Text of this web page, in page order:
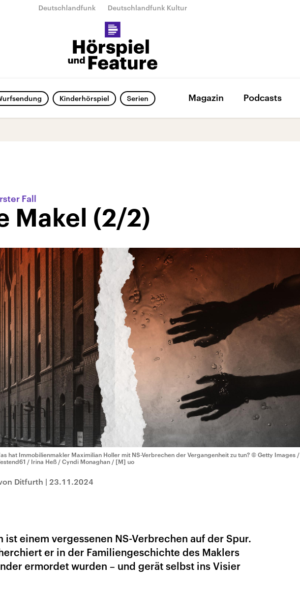
Deutschlandfunk Deutschlandfunk Kultur
Kinderhörspiel Serien Magazin Podcasts
Fall
Makel (2/2)
hat Immobilienmakler Maximilian Holler mit NS-Verbrechen der Vergangenheit zu tun? © Getty Images /
/ Irina Heß / Cyndi Monaghan / [M] uo
Ditfurth | 23.11.2024
ist einem vergessenen NS-Verbrechen auf der Spur.
er in der Familiengeschichte des Maklers
ermordet wurden – und gerät selbst ins Visier